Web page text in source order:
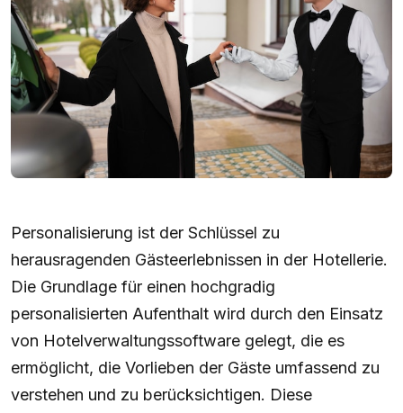
Personalisierung ist der Schlüssel zu
herausragenden Gästeerlebnissen in der Hotellerie.
Die Grundlage für einen hochgradig
personalisierten Aufenthalt wird durch den Einsatz
von Hotelverwaltungssoftware gelegt, die es
ermöglicht, die Vorlieben der Gäste umfassend zu
verstehen und zu berücksichtigen. Diese